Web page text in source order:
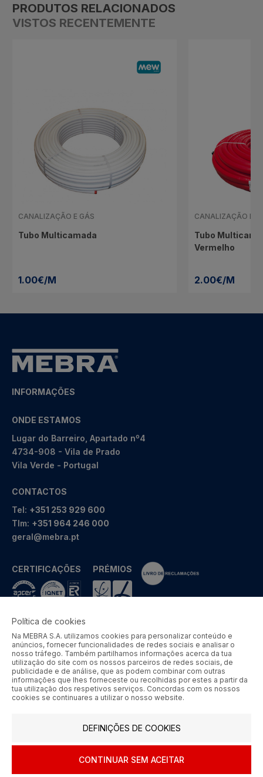
PRODUTOS RELACIONADOS
VISTOS RECENTEMENTE
CANALIZAÇÃO E GÁS
Tubo Multicamada
1.00€/M
CANALIZAÇÃO E
Tubo
Vermelho
2.00€/M
INFORMAÇÕES
ONDE ESTAMOS
Lugar do Barreiro, Apartado nº4
4734-908 - Vila de Prado
Vila Verde - Portugal
CONTACTOS
Tel: +351 253 929 600
Tlm: +351 964 246 000
geral@mebra.pt
CERTIFICAÇÕES PRÉMIOS
MEBRA - Comércio por Grosso de Metais e Acessórios de Braga
S.A. © 2026 Todos os direitos reservados.
Aos preços apresentados acresce IVA à taxa em vigor.
SIGA-NOS
Política de cookies
Na MEBRA S.A. utilizamos cookies para personalizar conteúdo e
anúncios, fornecer funcionalidades de redes sociais e analisar o
nosso tráfego. Também partilhamos informações acerca da tua
utilização do site com os nossos parceiros de redes sociais, de
publicidade e de análise, que as podem combinar com outras
informações que lhes forneceste ou recolhidas por estes a partir da
tua utilização dos respetivos serviços. Concordas com os nossos
cookies se continuares a utilizar o nosso website.
DEFINIÇÕES DE COOKIES
CONTINUAR SEM ACEITAR